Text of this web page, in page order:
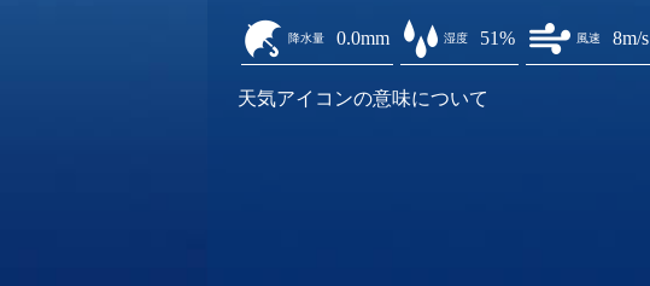
降水量 0.0mm 湿度 51% 風速 8m/s
天気アイコンの意味について